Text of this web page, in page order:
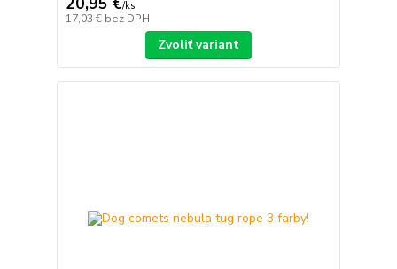
/ks
17,03 € bez DPH
Zvoliť variant